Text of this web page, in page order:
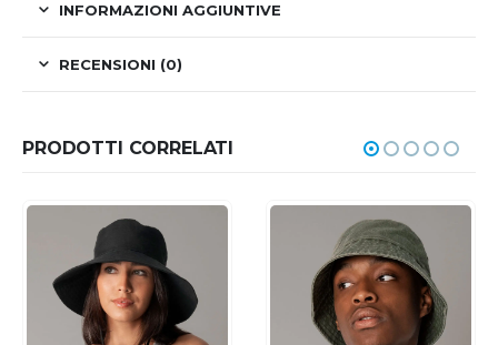
INFORMAZIONI AGGIUNTIVE
RECENSIONI (0)
PRODOTTI CORRELATI